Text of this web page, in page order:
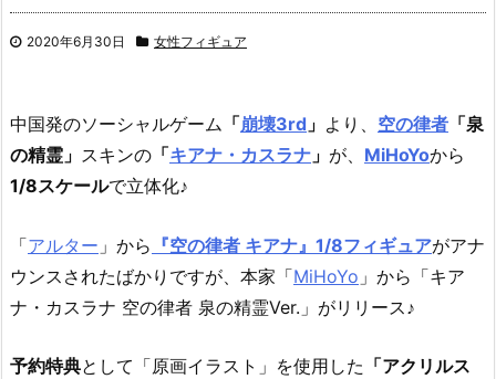
2020年6月30日 女性フィギュア
中国発のソーシャルゲーム 「崩壊3rd 」 より、 空の律者 「泉
の精霊」 スキンの 「キアナ・カスラナ 」 が、 MiHoYoから
1/8スケールで立体化♪
「アルター 」から 『空の律者 キアナ』1/8フィギュアがアナ
ウンスされたばかりですが、本家「MiHoYo 」から「キア
ナ・カスラナ 空の律者 泉の精霊Ver.」がリリース♪
予約特典として「原画イラスト」を使用した 「アクリルス